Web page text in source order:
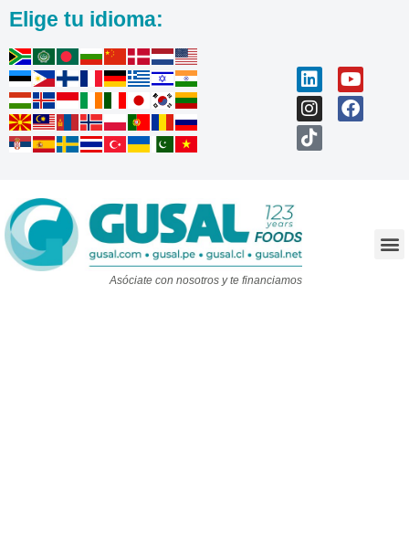
Elige tu idioma:
Asóciate con nosotros y te financiamos